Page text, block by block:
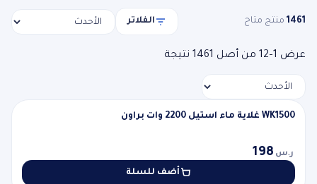
1461 منتج متاح الفلاتر
عرض 1–12 من أصل 1461 نتيجة
جديد WK1500 غلاية ماء استيل 2200 وات براون WK1500 غلاية ماء استيل 2200 وات براون
ر.س 198
أضف للسلة